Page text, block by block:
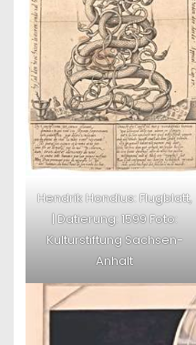
Hendrik Hondius: Flugblatt,
| Datierung: 1599 Foto:
Kulturstiftung Sachsen-
Anhalt